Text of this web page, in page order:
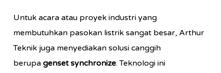
Untuk acara atau proyek industri yang
membutuhkan pasokan listrik sangat besar, Arthur
Teknik juga menyediakan solusi canggih
berupa genset synchronize. Teknologi ini